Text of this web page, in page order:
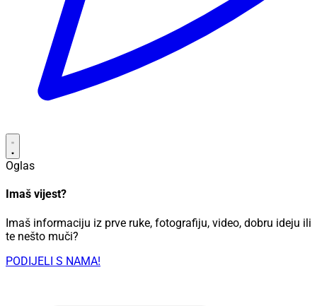
Oglas
Imaš vijest?
Imaš informaciju iz prve ruke, fotografiju, video, dobru ideju ili
te nešto muči?
PODIJELI S NAMA!